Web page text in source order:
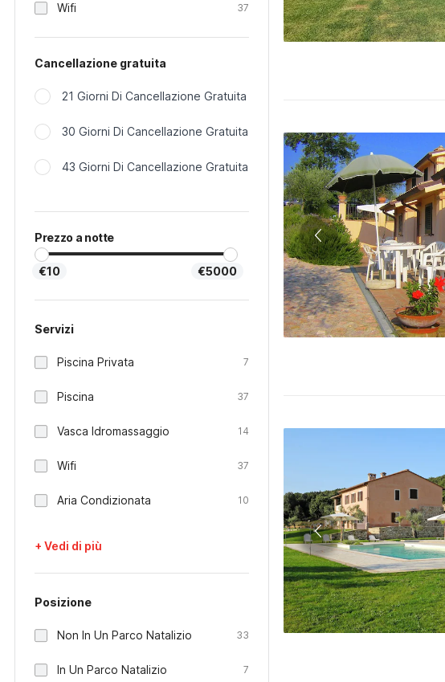
Wifi 37
Cancellazione gratuita
21 Giorni Di Cancellazione Gratuita
30 Giorni Di Cancellazione Gratuita
43 Giorni Di Cancellazione Gratuita
Prezzo a notte
€10 €5000
Servizi
Piscina Privata 7
Piscina 37
Vasca Idromassaggio 14
Wifi 37
Aria Condizionata 10
+ Vedi di più
Posizione
Non In Un Parco Natalizio 33
In Un Parco Natalizio 7